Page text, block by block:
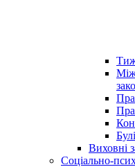
Виховні
Соціально-